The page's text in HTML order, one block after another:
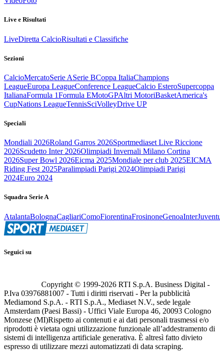
Live e Risultati
LiveDiretta CalcioRisultati e Classifiche
Sezioni
CalcioMercatoSerie ASerie BCoppa ItaliaChampions
LeagueEuropa LeagueConference LeagueCalcio EsteroSupercoppa
ItalianaFormula 1Formula EMotoGPAltri MotoriBasketAmerica's
CupNations LeagueTennisSciVolleyDrive UP
Speciali
Mondiali 2026Roland Garros 2026Sportmediaset Live Riccione
2026Scudetto Inter 2026Olimpiadi Invernali Milano Cortina
2026Super Bowl 2026Eicma 2025Mondiale per club 2025EICMA
Riding Fest 2025Paralimpiadi Parigi 2024Olimpiadi Parigi
2024Euro 2024
Squadra Serie A
AtalantaBolognaCagliariComoFiorentinaFrosinoneGenoaInter
Seguici su
Copyright © 1999-2026 RTI S.p.A. Business Digital -
P.Iva 03976881007 - Tutti i diritti riservati - Per la pubblicità
Mediamond S.p.A. - RTI S.p.A., Mediaset N.V., sede legale
Amsterdam (Paesi Bassi) - Uffici Viale Europa 46, 20093 Cologno
Monzese (MI)Rispetto ai contenuti e ai dati personali trasmessi e/o
riprodotti è vietata ogni utilizzazione funzionale all’addestramento di
sistemi di intelligenza artificiale generativa. È altresì fatto divieto
espresso di utilizzare mezzi automatizzati di data scraping.